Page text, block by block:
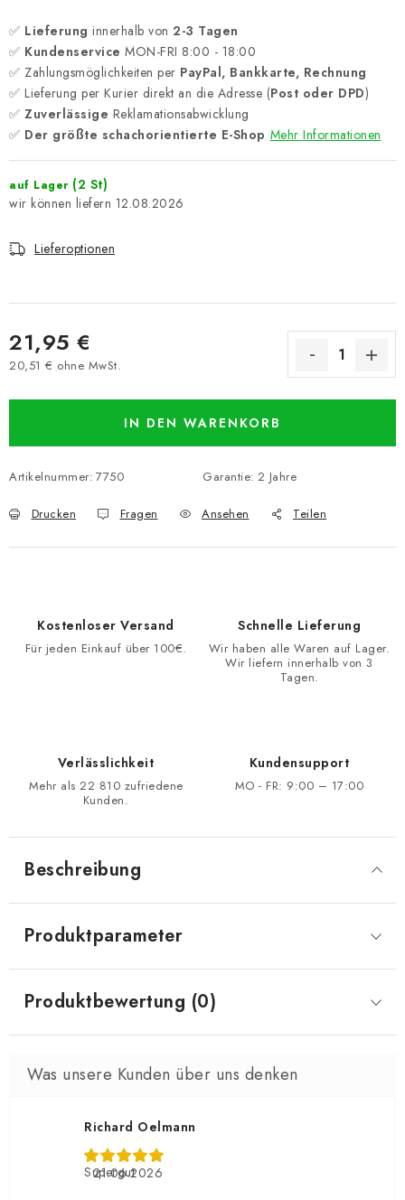
✅ Lieferung innerhalb von 2-3 Tagen
✅ Kundenservice MON-FRI 8:00 - 18:00
✅ Zahlungsmöglichkeiten per PayPal, Bankkarte, Rechnung
✅ Lieferung per Kurier direkt an die Adresse (Post oder DPD)
✅ Zuverlässige Reklamationsabwicklung
✅ Der größte schachorientierte E-Shop Mehr Informationen
auf Lager (2 St)
12.08.2026
Lieferoptionen
21,95 €
20,51 € ohne MwSt.
IN DEN WARENKORB
Artikelnummer: 7750 Garantie: 2 Jahre
Drucken Fragen Ansehen Teilen
Kostenloser Versand
Für jeden Einkauf über 100€.
Schnelle Lieferung
Wir haben alle Waren auf Lager.
Wir liefern innerhalb von 3
Tagen.
Verlässlichkeit
Mehr als 22 810 zufriedene
Kunden.
Kundensupport
MO - FR: 9:00 – 17:00
Beschreibung
Produktparameter
Produktbewertung (0)
Richard Oelmann
21.06.2026
Supergut